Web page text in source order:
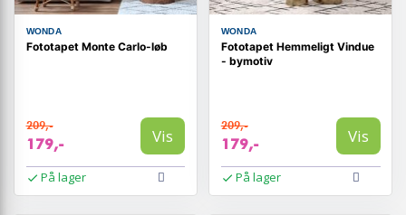
WONDA
Fototapet Monte Carlo-løb
209,-
179,- Vis
På lager
WONDA
Fototapet Hemmeligt Vindue
- bymotiv
209,-
179,- Vis
På lager